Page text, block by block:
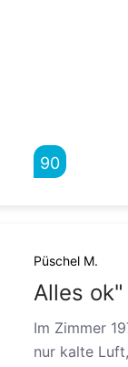
90
Püschel M.
Alles ok"
Im Zimmer
nur kalte